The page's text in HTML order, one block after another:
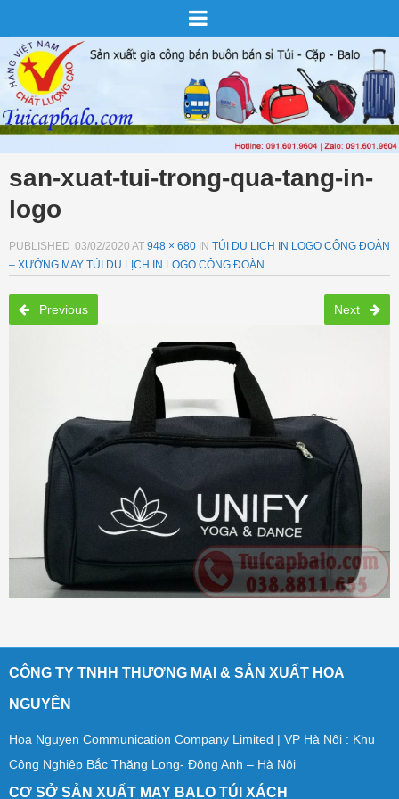
san-xuat-tui-trong-qua-tang-in-
logo
PUBLISHED 03/02/2020 AT 948 × 680 IN TÚI DU LỊCH IN LOGO CÔNG ĐOÀN
– XƯỞNG MAY TÚI DU LỊCH IN LOGO CÔNG ĐOÀN
Previous Next
CÔNG TY TNHH THƯƠNG MẠI & SẢN XUẤT HOA
NGUYÊN
Hoa Nguyen Communication Company Limited | VP Hà Nội : Khu
Công Nghiệp Bắc Thăng Long- Đông Anh – Hà Nội
CƠ SỞ SẢN XUẤT MAY BALO TÚI XÁCH